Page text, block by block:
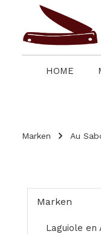
Zur
HOME
Marken Au
Marken
Laguiole en